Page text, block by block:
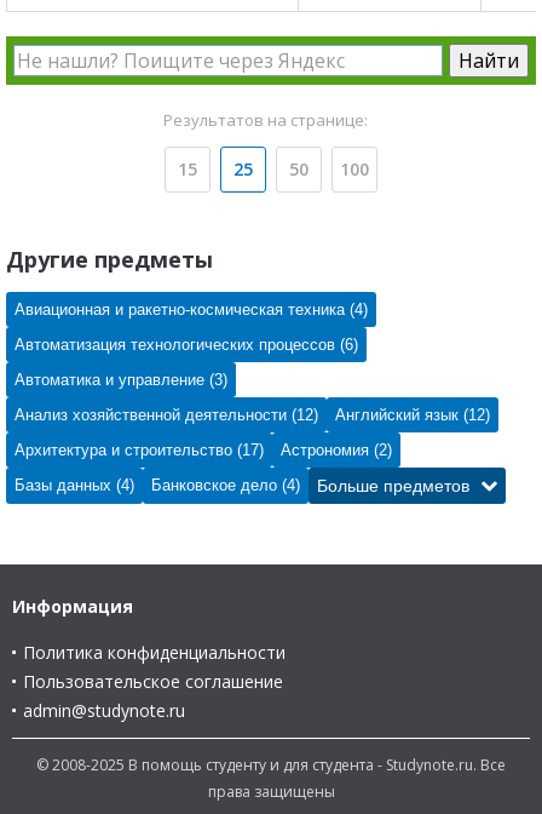
Результатов на странице:
15 25 50 100
Другие предметы
Авиационная и ракетно-космическая техника (4)
Автоматизация технологических процессов (6)
Автоматика и управление (3)
Анализ хозяйственной деятельности (12)
Английский язык (12)
Архитектура и строительство (17)
Астрономия (2)
Базы данных (4)
Банковское дело (4) Больше предметов
Информация
Политика конфиденциальности
Пользовательское соглашение
admin@studynote.ru
© 2008-2025 В помощь студенту и для студента - Studynote.ru. Все
права защищены